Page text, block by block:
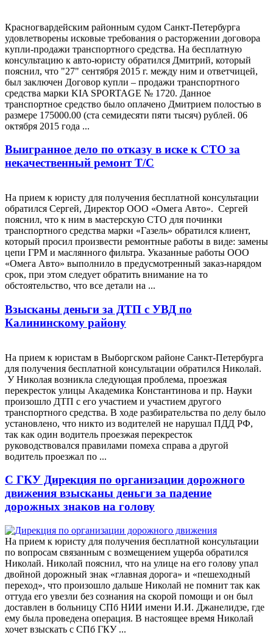
Красногвардейским районным судом Санкт-Петербурга
удовлетворены исковые требования о расторжении договора
купли-продажи транспортного средства. На бесплатную
консультацию к авто-юристу обратился Дмитрий, который
пояснил, что "27" сентября 2015 г. между ним и ответчицей,
был заключен Договор купли – продажи транспортного
средства марки KIA SPORTAGE № 1720. Данное
транспортное средство было оплачено Дмитрием полостью в
размере 175000.00 (ста семидесяти пяти тысяч) рублей. 06
октября 2015 года ...
Выигранное дело по отказу в иске к СТО за
некачественный ремонт Т/С
На прием к юристу для получения бесплатной консультации
обратился Сергей, Директор ООО «Омега Авто». Сергей
пояснил, что к ним в мастерскую СТО для починки
транспортного средства марки «Газель» обратился клиент,
который просил произвести ремонтные работы в виде: замены
цепи ГРМ и маслянного фильтра. Указанные работы ООО
«Омега Авто» выполнило в предусмотренный заказ-нарядом
срок, при этом следует обратить внимание на то
обстоятельство, что все детали на ...
Взысканы деньги за ДТП с УВД по
Калининскому району
На прием к юристам в Выборгском районе Санкт-Петербурга
для получения бесплатной консультации обратился Николай.
У Николая возникла следующая проблема, проезжая
перекресток улицы Академика Константинова и пр. Науки
произошло ДТП с его участием и участием другого
транспортного средства. В ходе разбирательства по делу было
установлено, что никто из водителей не нарушал ПДД РФ,
так как один водитель проезжая перекресток
руководствовался правилами помеха справа а другой
водитель проезжал по ...
С ГКУ Дирекция по организации дорожного
движения взысканы деньги за падение
дорожных знаков на голову
На прием к юристу для получения бесплатной консультации
по вопросам связанным с возмещением ущерба обратился
Николай. Николай пояснил, что на улице на его голову упал
двойной дорожный знак «главная дорога» и «пешеходный
переход», что произошло дальше Николай не помнит так как
оттуда его увезли без сознания на скорой помощи и он был
доставлен в больницу СПб НИИ имени И.И. Джанелидзе, где
ему была проведена операция. В настоящее время Николай
хочет взыскать с СПб ГКУ ...